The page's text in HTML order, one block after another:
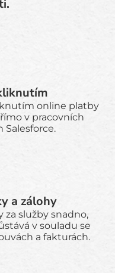
online platby
v pracovních
Salesforce.
a zálohy
za služby snadno,
v souladu se
a fakturách.